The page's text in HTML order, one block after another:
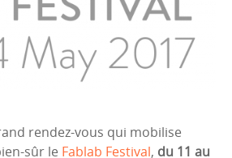
rendez-vous qui mobilise
sûr le Fablab Festival, du 11 au